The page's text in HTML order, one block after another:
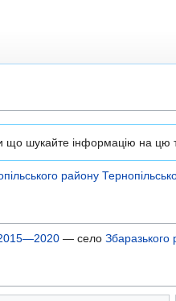
що шукайте інформацію на цю
району
2015—2020 — село Збаразького